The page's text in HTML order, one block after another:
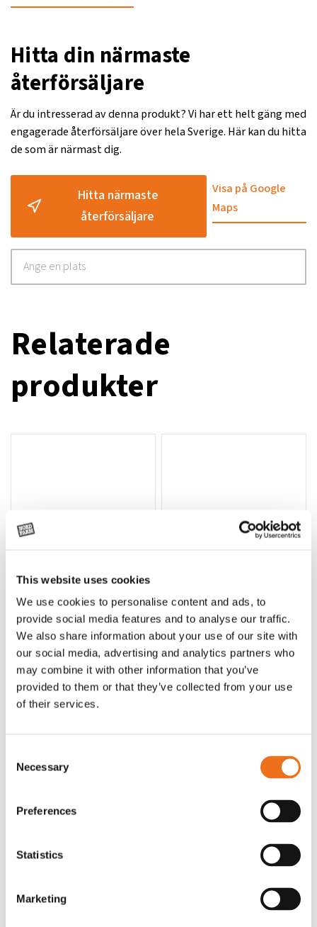
This website uses cookies
We use cookies to personalise content and ads, to
provide social media features and to analyse our traffic.
We also share information about your use of our site with
our social media, advertising and analytics partners who
may combine it with other information that you’ve
provided to them or that they’ve collected from your use
of their services.
Selection
Necessary
Preferences
Statistics
Marketing
Hitta din närmaste
återförsäljare
Är du intresserad av denna produkt? Vi har ett helt gäng med
engagerade återförsäljare över hela Sverige. Här kan du hitta
de som är närmast dig.
Hitta närmaste
återförsäljare
Visa på Google
Maps
Relaterade
produkter
Lägg till i varukorg
Rotor, komplett med slagor
OR80013456G
(ex. moms)
Grön truckknapp
A00220
kr (ex. moms)
Lägg till i varukorg
Rotor teeth 8t/6k 7.5Gr/8 R6/14 Rotor teeth 8t/6k 0Gr/8 R6/14